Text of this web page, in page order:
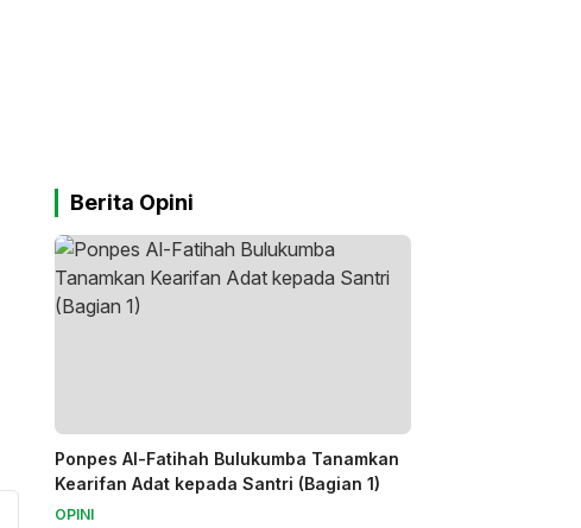
Berita Opini
Ponpes Al-Fatihah Bulukumba Tanamkan
Kearifan Adat kepada Santri (Bagian 1)
OPINI